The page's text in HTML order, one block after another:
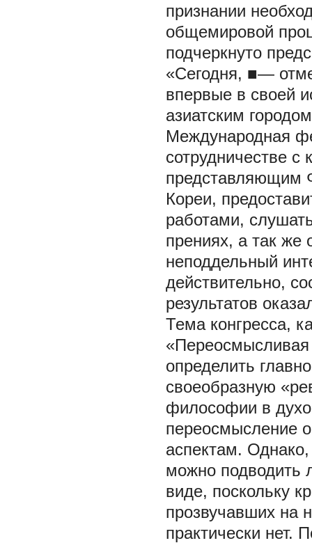
признании
общемировой
подчеркнуто
«Сегодня, ■—
впервые в своей
азиатским
Международная
сотрудничестве
представляющим
Кореи,
работами,
прениях, а так
неподдельный
действительно,
результатов
Тема конгресса,
определить
своеобразную
философии в
переосмысление
аспектам. Однако,
можно
виде, поскольку
прозвучавших на
практически нет.